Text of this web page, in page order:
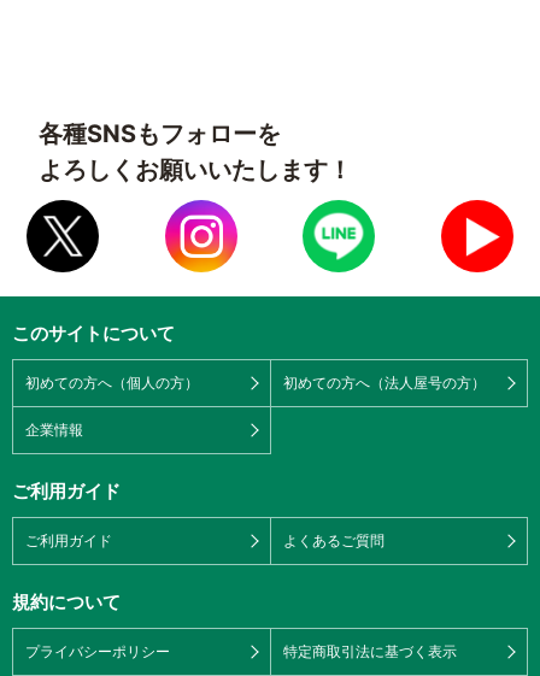
各種SNSもフォローを
よろしくお願いいたします！
このサイトについて
初めての方へ（個人の方） 初めての方へ（法人屋号の方）
企業情報
ご利用ガイド
ご利用ガイド よくあるご質問
規約について
プライバシーポリシー 特定商取引法に基づく表示